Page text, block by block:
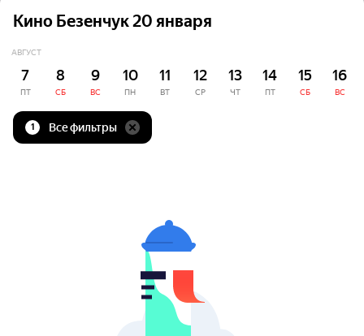
Кино Безенчук 20 января
АВГУСТ
7
ПТ
8
СБ
9
ВС
10
ПН
11
ВТ
12
СР
13
ЧТ
14
ПТ
15
СБ
16
ВС
1 Все фильтры